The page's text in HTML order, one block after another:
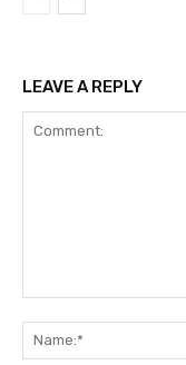
LEAVE A REPLY